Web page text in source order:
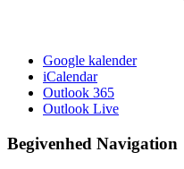
Google kalender
iCalendar
Outlook 365
Outlook Live
Begivenhed Navigation